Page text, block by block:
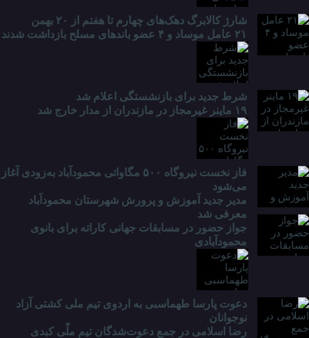
شارژ کالابرگ دهک‌های چهارم تا هفتم از ۲۰ بهمن
۲۱ عامل موساد و ۴ عضو باند‌های مسلح بازداشت شدند
شرط جدید برای بازنشستگی اعلام شد
۱۹ ماینر غیرمجاز در مازندران از مدار خارج شد
فاز نخست نیروگاه ۵۰۰ مگاواتی محمودآباد به‌زودی آغاز
می‌شود
مدیر جدید آموزش و پرورش شهرستان محمودآباد
معرفی شد
جواز حضور در مسابقات جهانی کاراته برای بانوی
محمودآبادی
دعوت پارسا طهماسبی به اردوی تیم ملی کشتی آزاد
نوجوانان
رضا اسلامی در جمع دعوت‌شدگان تیم ملّی کبدی